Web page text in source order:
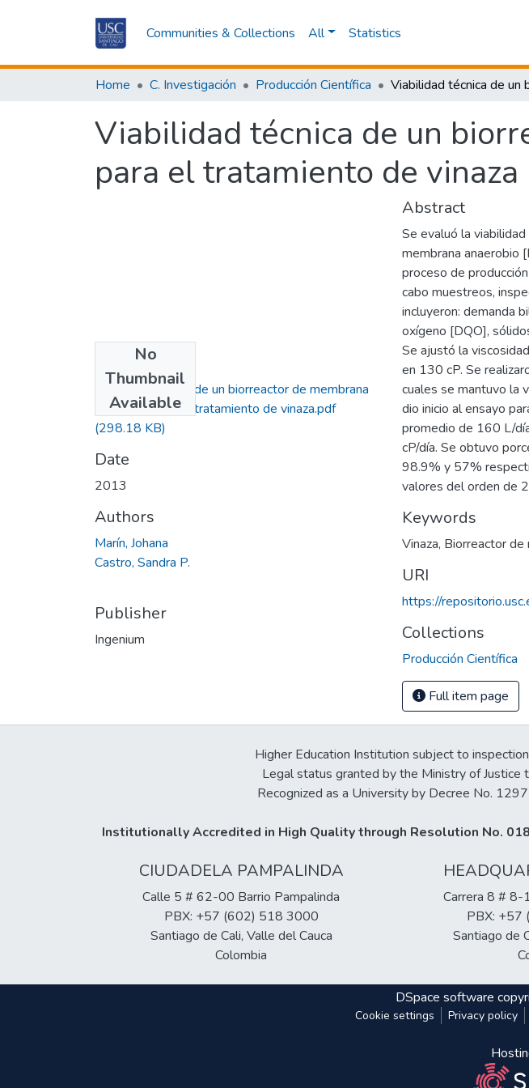
Communities & Collections All Statistics
Home C. Investigación Producción Científica
Viabilidad técnica de un
para el tratamiento de vinaza
No
Thumbnail
Available
Viabilidad técnica de un biorreactor de membrana
anaerobio para el tratamiento de vinaza.pdf
(298.18 KB)
Date
2013
Authors
Marín, Johana
Castro, Sandra P.
Publisher
Ingenium
Abstract
Se evaluó la
membrana anaerobio
proceso de
cabo muestreos,
incluyeron: demanda
oxígeno [DQO],
Se ajustó la
en 130 cP. Se
cuales se mantuvo la
dio inicio al ensayo
promedio de 160 L/
cP/día. Se obtuvo
98.9% y 57%
valores del orden de
Keywords
Vinaza, Biorreactor de
URI
https://
Collections
Producción Científica
Full item page
Higher Education Institution subject to
Legal status granted by the Ministry of
Recognized as a University by Decree No.
Institutionally Accredited in High Quality through Resolution No.
CIUDADELA PAMPALINDA
Calle 5 # 62-00 Barrio Pampalinda
PBX: +57 (602) 518 3000
Santiago de Cali, Valle del Cauca
Colombia
Carrera 8 # 8-
PBX:
Santiago de
DSpace software
Cookie settings Privacy policy